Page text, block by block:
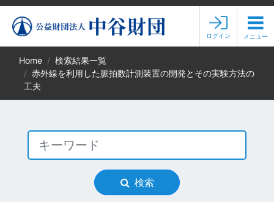
ログイン メニュー
Home
検索結果一覧
赤外線を利用した脈拍数計測装置の開発とその実験方法の
工夫
検索